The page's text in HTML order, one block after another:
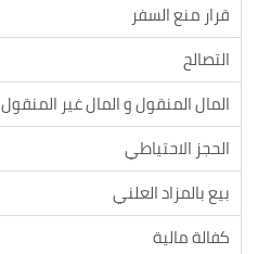
قرار منع السفر
التصالح
المال المنقول و المال غير المنقول
الحجز الاحتياطي
بيع بالمزاد العلني
كفالة مالية